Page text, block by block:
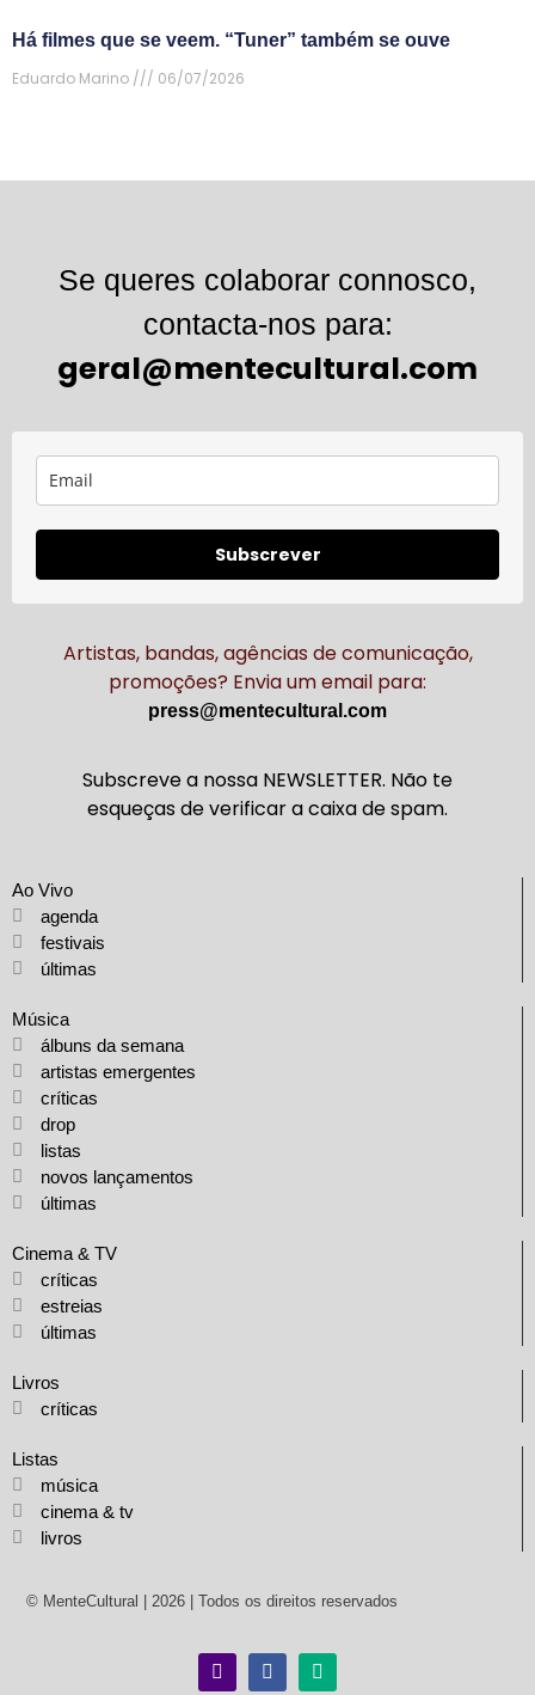
Há filmes que se veem. “Tuner” também se ouve
Eduardo Marino
06/07/2026
Se queres colaborar connosco,
contacta-nos para:
geral@mentecultural.com
Subscrever
Artistas, bandas, agências de comunicação,
promoções? Envia um email para:
press@mentecultural.com
Subscreve a nossa NEWSLETTER. Não te
esqueças de verificar a caixa de spam.
Ao Vivo
agenda
festivais
últimas
Música
álbuns da semana
artistas emergentes
críticas
drop
listas
novos lançamentos
últimas
Cinema & TV
críticas
estreias
últimas
Livros
críticas
Listas
música
cinema & tv
livros
© MenteCultural | 2026 | Todos os direitos reservados